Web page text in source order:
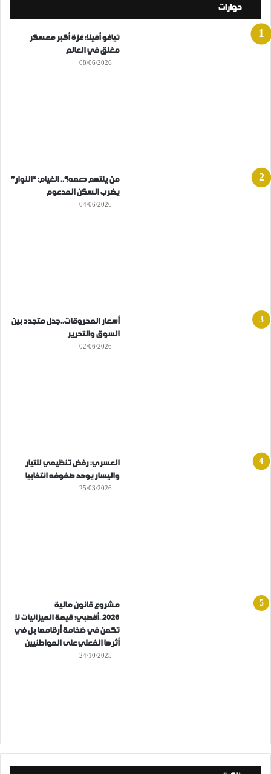
حوارات
تياغو أفيلا: غزة أكبر معسكر
مغلق في العالم
08/06/2026
من يلتهم دعمه؟.. الغيام: “النوار”
يضرب السكن المدعوم
04/06/2026
أسعار المحروقات..جدل متجدد بين
السوق والتحرير
02/06/2026
العسري: رفض تنظيمي للتيار
واليسار يوحد صفوفه انتخابيا
25/03/2026
مشروع قانون مالية
2026..أقصبي: قيمة الميزانيات لا
تكمن في ضخامة أرقامها بل في
أثرها الفعلي على المواطنيين
24/10/2025